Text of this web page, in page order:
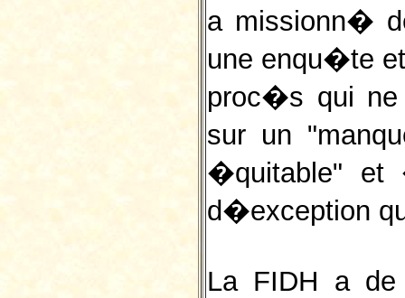
a missionn�
une enqu�te
proc�s qui
sur un
�quitable" et
d�exception
La FIDH a de